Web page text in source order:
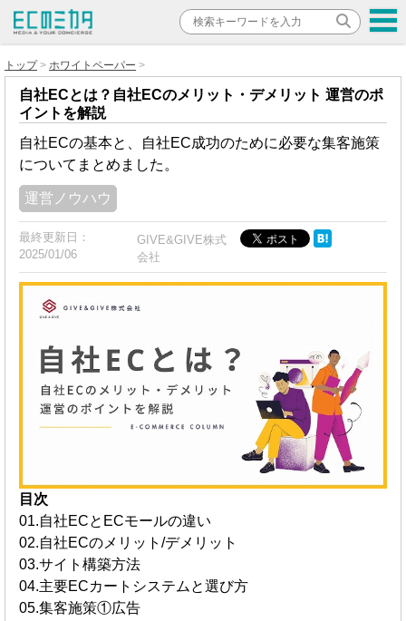
トップ ホワイトペーパー
自社ECとは？自社ECのメリット・デメリット 運営のポ
イントを解説
自社ECの基本と、自社EC成功のために必要な集客施策
についてまとめました。
運営ノウハウ
最終更新日：
2025/01/06
GIVE&GIVE株式
会社
目次
01.自社ECとECモールの違い
02.自社ECのメリット/デメリット
03.サイト構築方法
04.主要ECカートシステムと選び方
05.集客施策①広告